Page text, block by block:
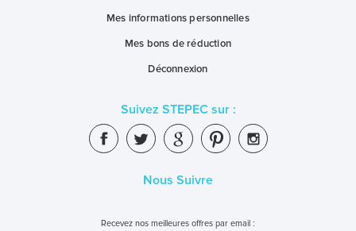
Mes informations personnelles
Mes bons de réduction
Déconnexion
Suivez STEPEC sur :
Nous Suivre
Recevez nos meilleures offres par email :